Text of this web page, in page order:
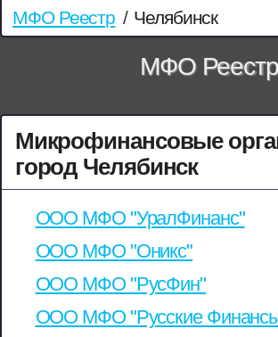
МФО Реестр / Челябинск
МФО Реестр
Микрофинансовые
город Челябинск
ООО МФО "УралФинанс"
ООО МФО "Оникс"
ООО МФО "РусФин"
ООО МФО "Русские